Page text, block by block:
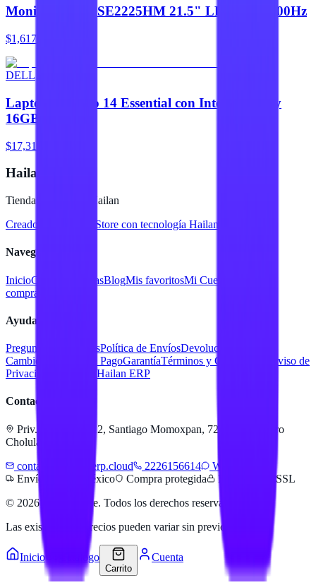
Monitor DELL SE2225HM 21.5" LED FHD 100Hz
$1,617
DELL
Laptop Dell Pro 14 Essential con Intel Core i5 y
16GB
$17,310
Hailan Store
Tienda en línea de Hailan
Creado para
Hailan Store con tecnología Hailan ERP
Navegación
InicioCatálogo MarcasBlogMis favoritosMi Cuenta
compra
Ayuda
Preguntas FrecuentesPolítica de EnvíosDevoluciones y
Cambios
Métodos de PagoGarantíaTérminos y Condiciones
Aviso de
Privacidad
Servicios Hailan ERP
Contacto
Priv. Alejandra 512, Santiago Momoxpan, 72775 San Pedro
Cholula, Pue.
contacto@hailanerp.cloud
2226156614
WhatsApp
Envíos a todo México
Compra protegida
Pago seguro SSL
© 2026 Hailan Store. Todos los derechos reservados.
Las existencias y precios pueden variar sin previo aviso.
Inicio Catálogo
Carrito
Cuenta